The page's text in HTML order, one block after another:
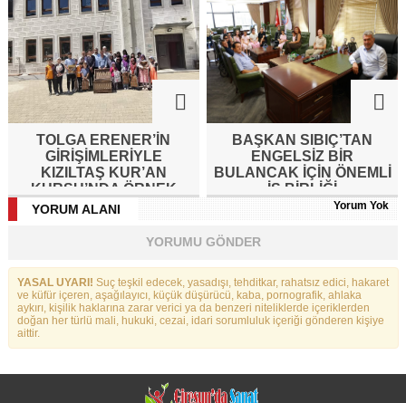
TOLGA ERENER’İN
GİRİŞİMLERİYLE
KIZILTAŞ KUR’AN
KURSU’NDA ÖRNEK
ETKİNLİK
BAŞKAN SIBIÇ’TAN
ENGELSIZ BIR
BULANCAK İÇIN ÖNEMLI
İŞ BIRLIĞI
YORUM ALANI Yorum Yok
YORUMU GÖNDER
YASAL UYARI! Suç teşkil edecek, yasadışı, tehditkar, rahatsız edici, hakaret
ve küfür içeren, aşağılayıcı, küçük düşürücü, kaba, pornografik, ahlaka
aykırı, kişilik haklarına zarar verici ya da benzeri niteliklerde içeriklerden
doğan her türlü mali, hukuki, cezai, idari sorumluluk içeriği gönderen kişiye
aittir.